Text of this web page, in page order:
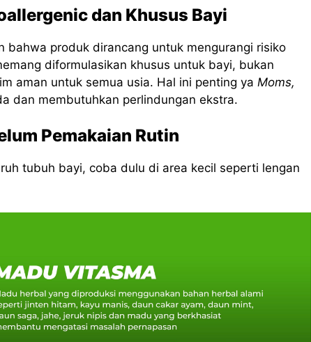
dan Khusus Bayi
bahwa produk dirancang untuk mengurangi risiko
diformulasikan khusus untuk bayi, bukan
aman untuk semua usia. Hal ini penting ya Moms,
dan membutuhkan perlindungan ekstra.
Pemakaian Rutin
tubuh bayi, coba dulu di area kecil seperti lengan